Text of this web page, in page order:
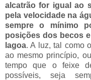
alcatrão for igual ao
pela velocidade na
sempre o mínimo
posições dos becos
lagoa. A luz, tal como
ao mesmo princípio,
tempo que o feixe
possíveis, seja